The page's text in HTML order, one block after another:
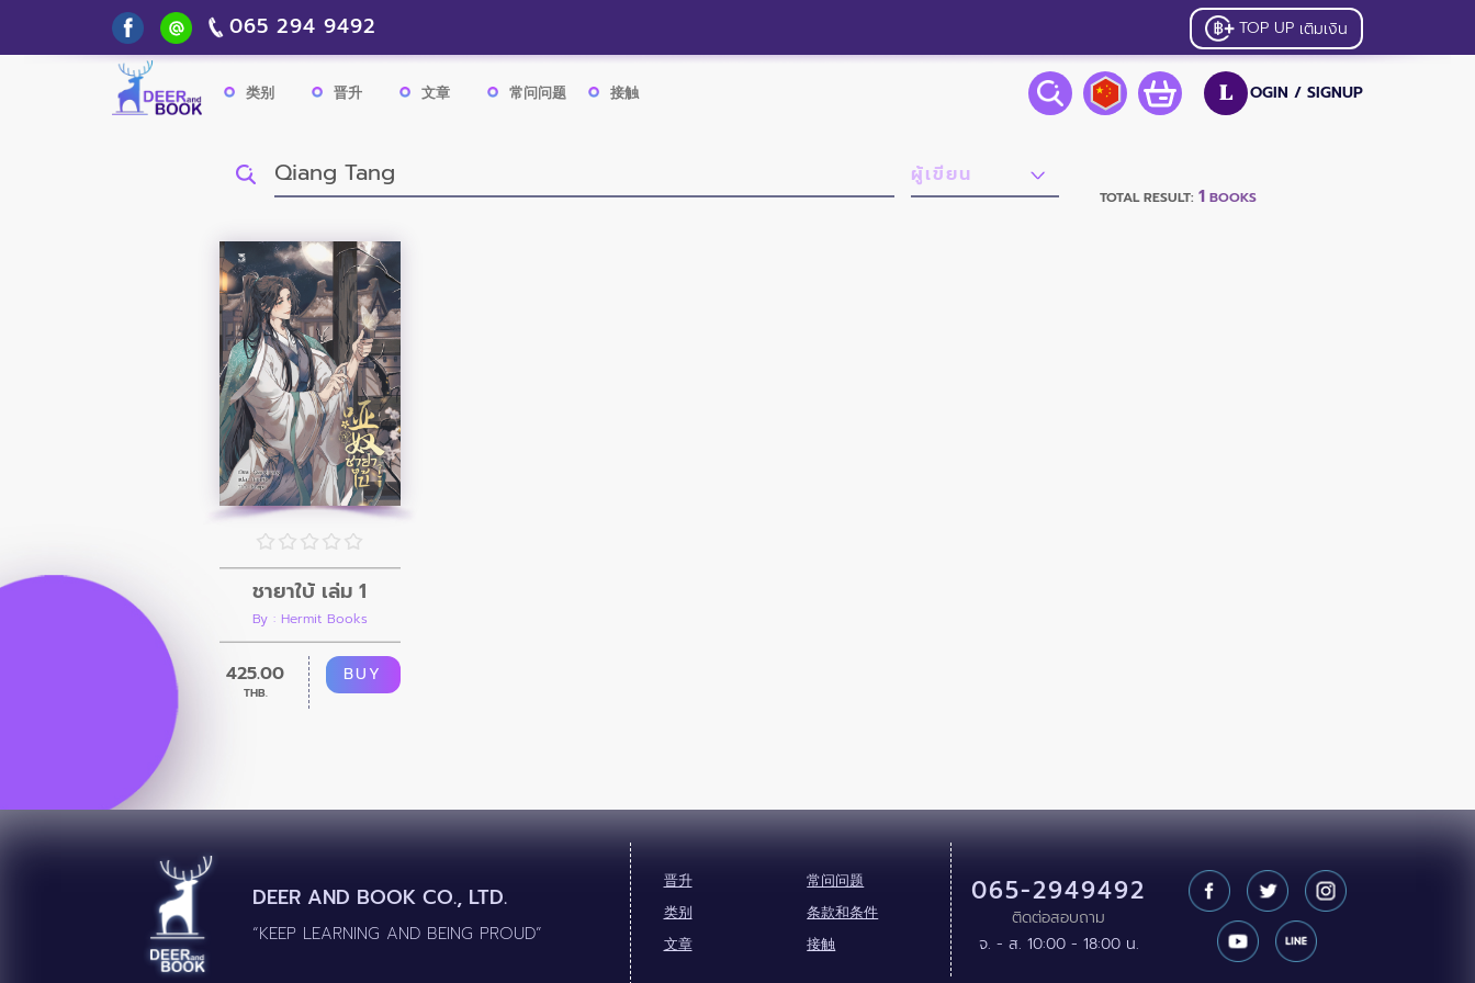
065 294 9492 TOP UP เติมเงิน
L OGIN / SIGNUP
类别 晋升 文章 常问问题 接触
TOTAL RESULT: 1BOOKS
ชายาใบ้ เล่ม 1
By : Hermit Books
425.00
THB.
BUY
DEER AND BOOK CO., LTD.
“KEEP LEARNING AND BEING PROUD”
晋升
常问问题
类别
条款和条件
文章
接触
065-2949492
ติดต่อสอบถาม
จ. - ส. 10:00 - 18:00 น.